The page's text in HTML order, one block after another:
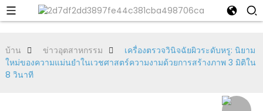
บ้าน ข่าวอุตสาหกรรม
เครื่องตรวจวินิจฉัยผิวระดับหรู: นิยาม
ใหม่ของความแม่นยำในเวชศาสตร์ความงามด้วยการสร้างภาพ 3 มิติใน
8 วินาที